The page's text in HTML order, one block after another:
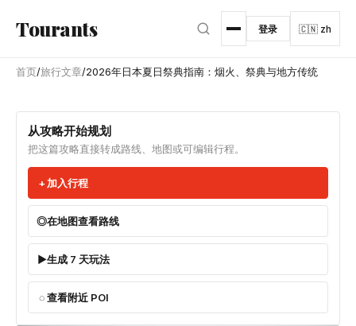
Tourants 登录 🇨🇳 zh
首页/旅行文章/2026年日本夏日祭典指南：烟火、祭典与地方传统
从攻略开始规划
把这篇攻略直接转成路线、地图或可编辑行程。
加入行程
在地图查看路线
生成 7 天玩法
查看附近 POI